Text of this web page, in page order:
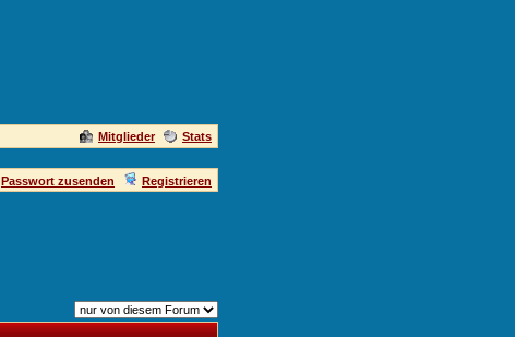
Mitglieder
Stats
Passwort zusenden Registrieren